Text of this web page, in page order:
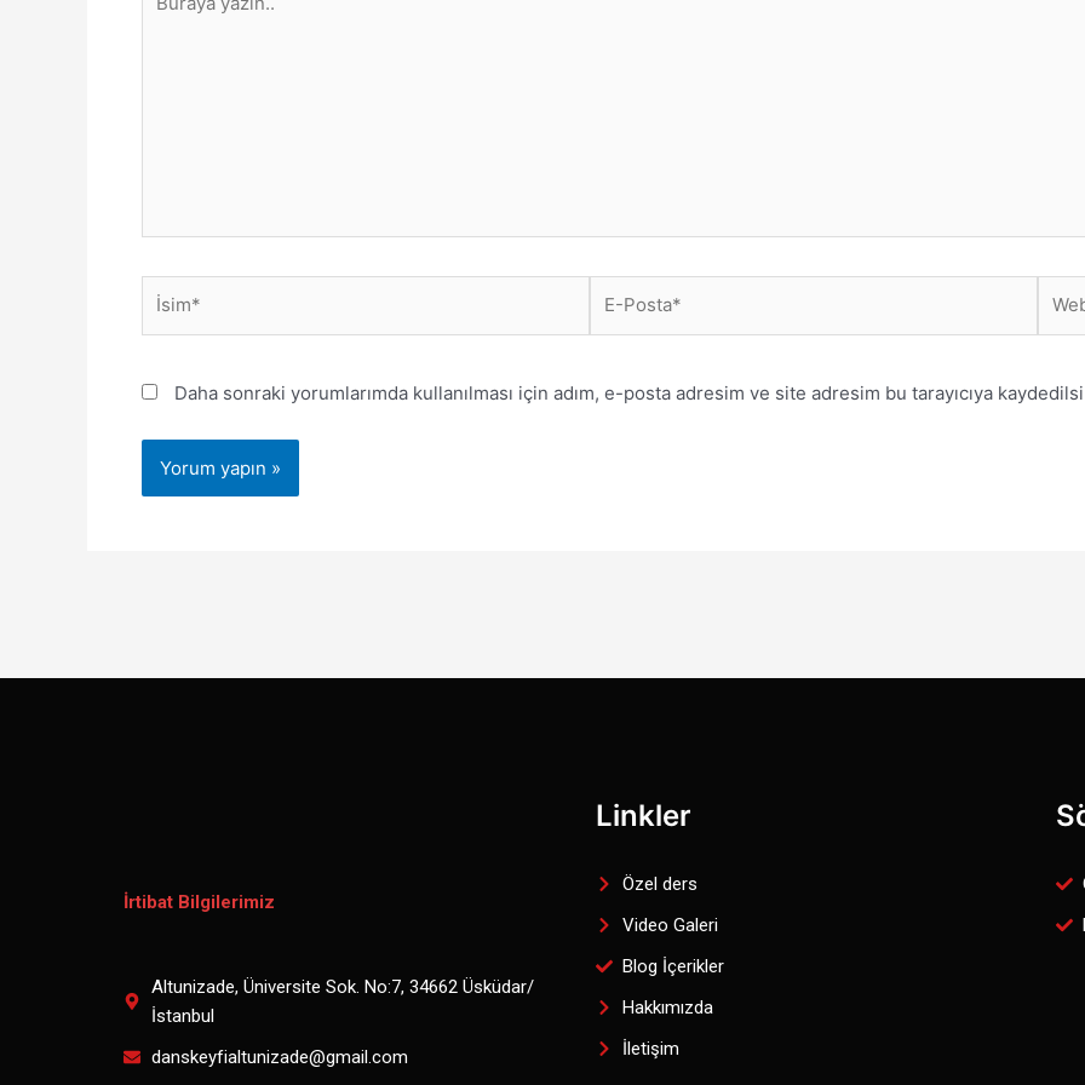
yazın..
İsim*
Posta*
sitesi
Daha sonraki yorumlarımda kullanılması için adım, e-posta adresim ve site adresim bu tarayıcıya
İrtibat Bilgilerimiz
Altunizade, Üniversite Sok. No:7, 34662 Üsküdar/
İstanbul
danskeyfialtunizade@gmail.com
Linkler
Özel ders
Video Galeri
Blog İçerikler
Hakkımızda
İletişim